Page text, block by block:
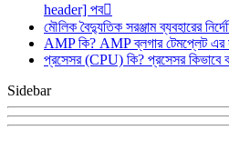
header] পব
মৌলিক বৈদ্যুতিক সরঞ্জাম ব্যবহারের
AMP কি? AMP ব্লগার টেমপ্লেট এর
প্রসেসর (CPU) কি? প্রসেসর কিভাবে
Sidebar